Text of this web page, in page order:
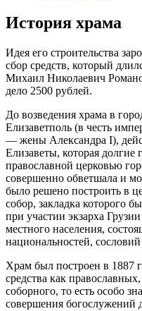
История храма
Идея его строительства
сбор средств, который
Михаил Николаевич
дело 2500 рублей.
До возведения храма в
Елизаветполь (в честь
— жены Александра I),
Елизаветы, которая долгие
православной церковью
совершенно обветшала и
было решено построить в
собор, закладка которого
при участии экзарха
местного населения,
национальностей,
Храм был построен в 1887
средства как
соборного, то есть особо
совершения богослужений